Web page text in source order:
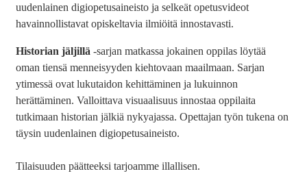
uudenlainen digiopetusaineisto ja selkeät opetusvideot
havainnollistavat opiskeltavia ilmiöitä innostavasti.
Historian jäljillä -sarjan matkassa jokainen oppilas löytää
oman tiensä menneisyyden kiehtovaan maailmaan. Sarjan
ytimessä ovat lukutaidon kehittäminen ja lukuinnon
herättäminen. Valloittava visuaalisuus innostaa oppilaita
tutkimaan historian jälkiä nykyajassa. Opettajan työn tukena on
täysin uudenlainen digiopetusaineisto.
Tilaisuuden päätteeksi tarjoamme illallisen.